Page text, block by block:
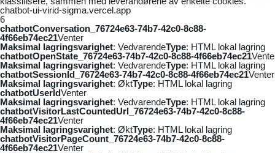
chatbot-ui-virid-sigma.vercel.app
6
chatbotConversation_76724e63-74b7-42c0-8c88-
4f66eb74ec21Venter
Maksimal lagringsvarighet: VedvarendeType: HTML lokal lagring
chatbotOpenState_76724e63-74b7-42c0-8c88-4f66eb74ec21
Maksimal lagringsvarighet: VedvarendeType: HTML lokal lagring
chatbotSessionId_76724e63-74b7-42c0-8c88-4f66eb74ec21Venter
Maksimal lagringsvarighet: ØktType: HTML lokal lagring
chatbotUserIdVenter
Maksimal lagringsvarighet: VedvarendeType: HTML lokal lagring
chatbotVisitorLastCountedUrl_76724e63-74b7-42c0-8c88-
4f66eb74ec21Venter
Maksimal lagringsvarighet: ØktType: HTML lokal lagring
chatbotVisitorPageCount_76724e63-74b7-42c0-8c88-
4f66eb74ec21Venter